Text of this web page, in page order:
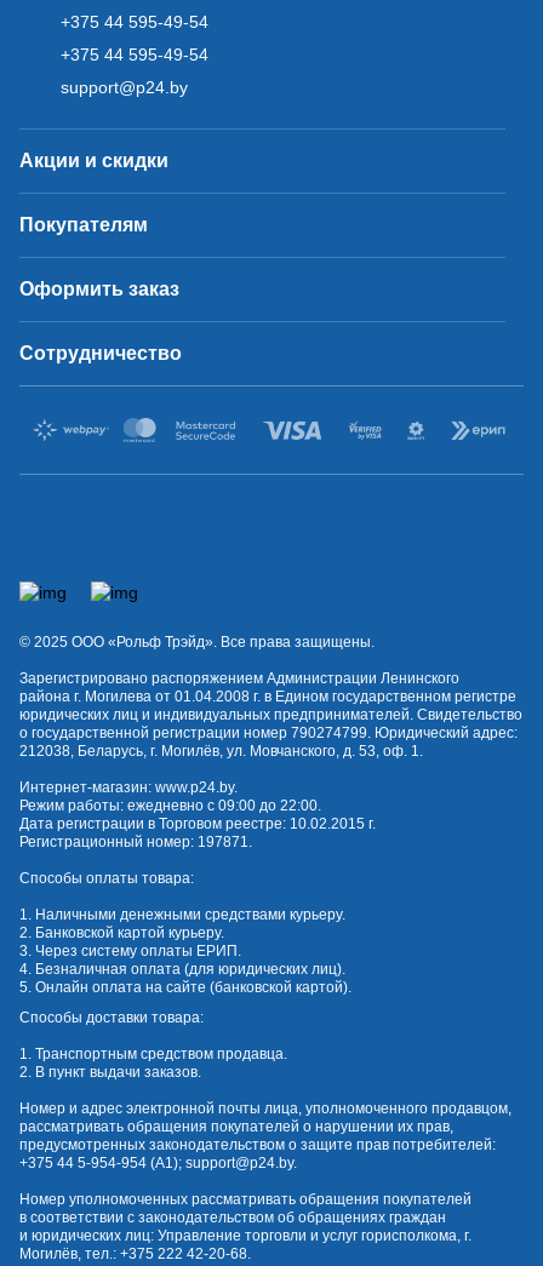
+375 44 595-49-54
+375 44 595-49-54
support@p24.by
Акции и скидки
Покупателям
Оформить заказ
Сотрудничество
© 2025 OOO «Рольф Трэйд». Все права защищены.
Зарегистрировано распоряжением Администрации Ленинского
района г. Могилева от 01.04.2008 г. в Едином государственном регистре
юридических лиц и индивидуальных предпринимателей. Свидетельство
о государственной регистрации номер 790274799. Юридический адрес:
212038, Беларусь, г. Могилёв, ул. Мовчанского, д. 53, оф. 1.
Интернет-магазин: www.p24.by.
Режим работы: ежедневно с 09:00 до 22:00.
Дата регистрации в Торговом реестре: 10.02.2015 г.
Регистрационный номер: 197871.
Способы оплаты товара:
1. Наличными денежными средствами курьеру.
2. Банковской картой курьеру.
3. Через систему оплаты ЕРИП.
4. Безналичная оплата (для юридических лиц).
5. Онлайн оплата на сайте (банковской картой).
Способы доставки товара:
1. Транспортным средством продавца.
2. В пункт выдачи заказов.
Номер и адрес электронной почты лица, уполномоченного продавцом,
рассматривать обращения покупателей о нарушении их прав,
предусмотренных законодательством о защите прав потребителей:
+375 44 5-954-954 (А1); support@p24.by.
Номер уполномоченных рассматривать обращения покупателей
в соответствии с законодательством об обращениях граждан
и юридических лиц: Управление торговли и услуг горисполкома, г.
Могилёв, тел.: +375 222 42-20-68.